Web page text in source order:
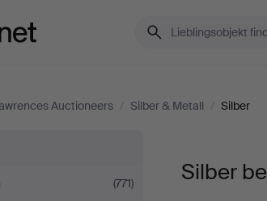
Auctioneers / Silber & Metall / Silber
(771)
Silber